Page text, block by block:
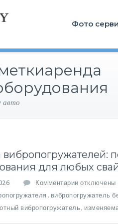
Фото
авто
для любых
Комментарии к
з
п
отключены
, вибропогружатель
вибропогружатель ,